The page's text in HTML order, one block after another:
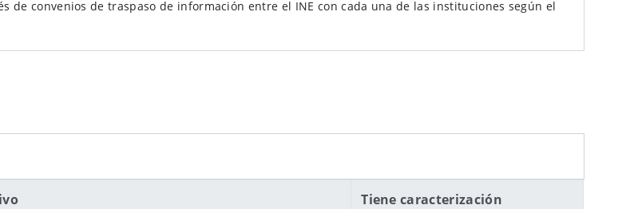
de convenios de traspaso de información entre el INE con cada una de las instituciones según el
Tiene caracterización